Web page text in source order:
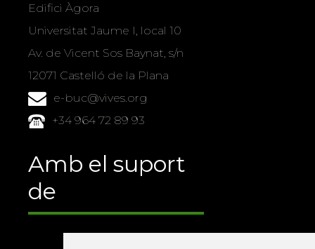
Edifici Àgora
Universitat Jaume I, local 10
Av. de Vicent Sos Baynat, s/n
12071 Castelló de la Plana
e-buc@vives.org
+34 964 72 89 93
Amb el suport
de